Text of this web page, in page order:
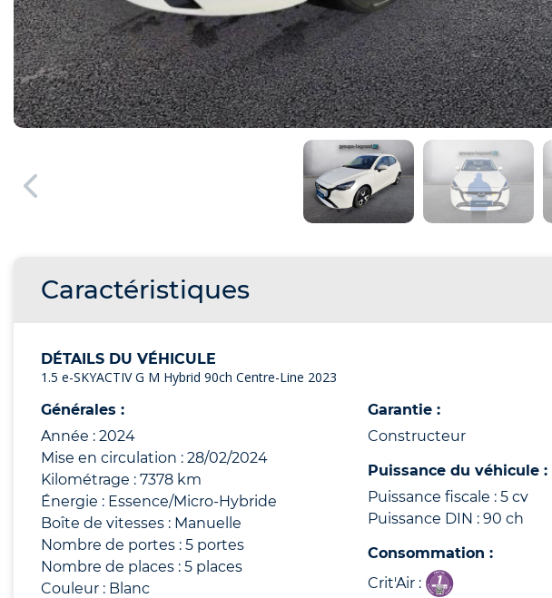
Caractéristiques
DÉTAILS DU VÉHICULE
1.5 e-SKYACTIV G M Hybrid 90ch Centre-Line 2023
Générales :
Année : 2024
Mise en circulation : 28/02/2024
Kilométrage : 7378 km
Énergie : Essence/Micro-Hybride
Boîte de vitesses : Manuelle
Nombre de portes : 5 portes
Nombre de places : 5 places
Couleur : Blanc
Garantie :
Constructeur
Puissance du véhicule :
Puissance fiscale : 5 cv
Puissance DIN : 90 ch
Consommation :
Crit'Air :